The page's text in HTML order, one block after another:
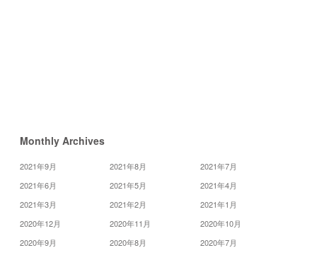
Monthly Archives
2021年9月 2021年8月
2021年7月
2021年6月
2021年5月
2021年4月
2021年3月
2021年2月
2021年1月
2020年12月
2020年11月
2020年10月
2020年9月
2020年8月
2020年7月